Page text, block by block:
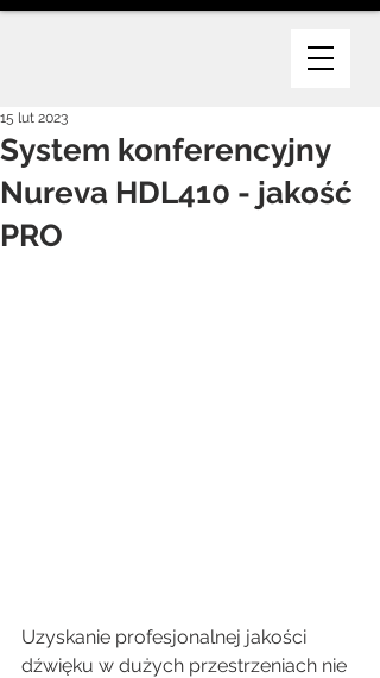
System konferencyjny
Nureva HDL410 - jakość
PRO
15 lut 2023
Uzyskanie profesjonalnej jakości
dźwięku w dużych przestrzeniach nie